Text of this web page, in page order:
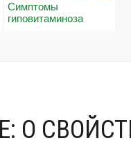
Симптомы
гиповитаминоза
О